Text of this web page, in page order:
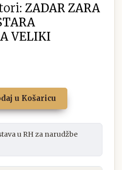
ZADAR ZARA
VELIKI
u Košaricu
u RH za narudžbe